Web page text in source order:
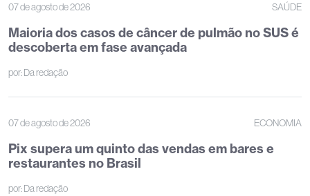
07 de agosto de 2026 SAÚDE
Maioria dos casos de câncer de pulmão no SUS é
descoberta em fase avançada
por:Da redação
07 de agosto de 2026 ECONOMIA
Pix supera um quinto das vendas em bares e
restaurantes no Brasil
por:Da redação